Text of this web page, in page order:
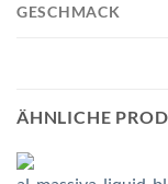
GESCHMACK
ÄHNLICHE